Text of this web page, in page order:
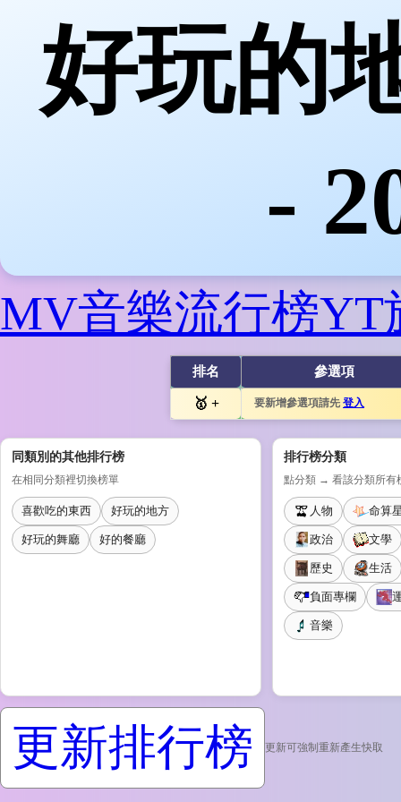
好玩的
-
MV音樂流行榜YT
排名 參選項
+ 要新增參選項請先 登入
同類別的其他排行榜
在相同分類裡切換榜單
喜歡吃的東西 好玩的地方
好玩的舞廳 好的餐廳
排行榜分類
點分類 → 看該分類所有
人物 命算
政治 文學
歷史 生活
負面專欄
音樂
更新排行榜 更新可強制重新產生快取